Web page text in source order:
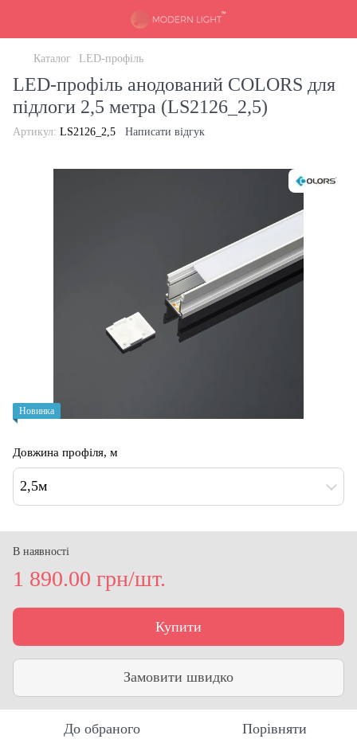
Каталог LED-профіль
LED-профіль анодований COLORS для
підлоги 2,5 метра (LS2126_2,5)
Артикул: LS2126_2,5 Написати відгук
Новинка
Довжина профіля, м
2,5м
В наявності
1 890.00 грн/шт.
Купити
Замовити швидко
До обраного Порівняти